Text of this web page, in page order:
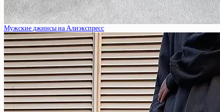
Мужские джинсы на Алиэкспресс